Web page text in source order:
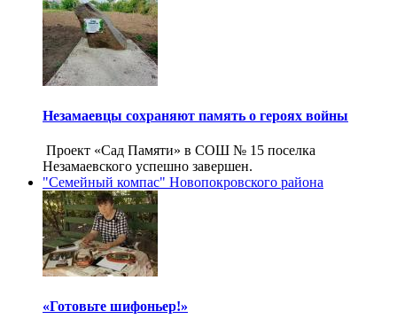
Незамаевцы сохраняют память о героях войны
Проект «Сад Памяти» в СОШ № 15 поселка
Незамаевского успешно завершен.
"Семейный компас" Новопокровского района
«Готовьте шифоньер!»